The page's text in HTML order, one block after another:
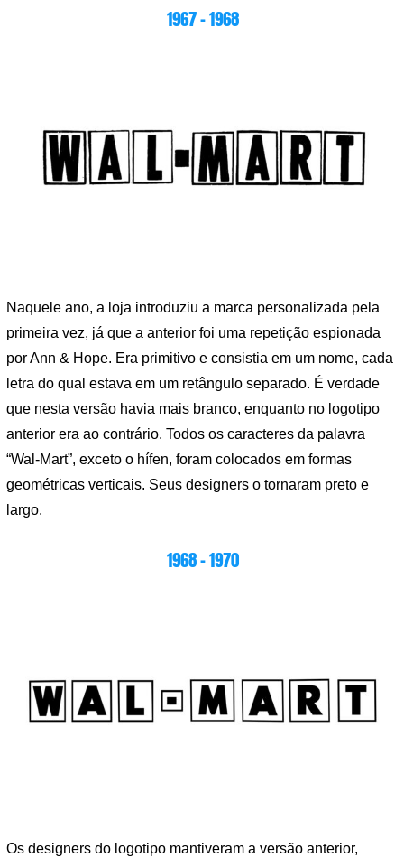
1967 – 1968
Naquele ano, a loja introduziu a marca personalizada pela
primeira vez, já que a anterior foi uma repetição espionada
por Ann & Hope. Era primitivo e consistia em um nome, cada
letra do qual estava em um retângulo separado. É verdade
que nesta versão havia mais branco, enquanto no logotipo
anterior era ao contrário. Todos os caracteres da palavra
“Wal-Mart”, exceto o hífen, foram colocados em formas
geométricas verticais. Seus designers o tornaram preto e
largo.
1968 – 1970
Os designers do logotipo mantiveram a versão anterior,